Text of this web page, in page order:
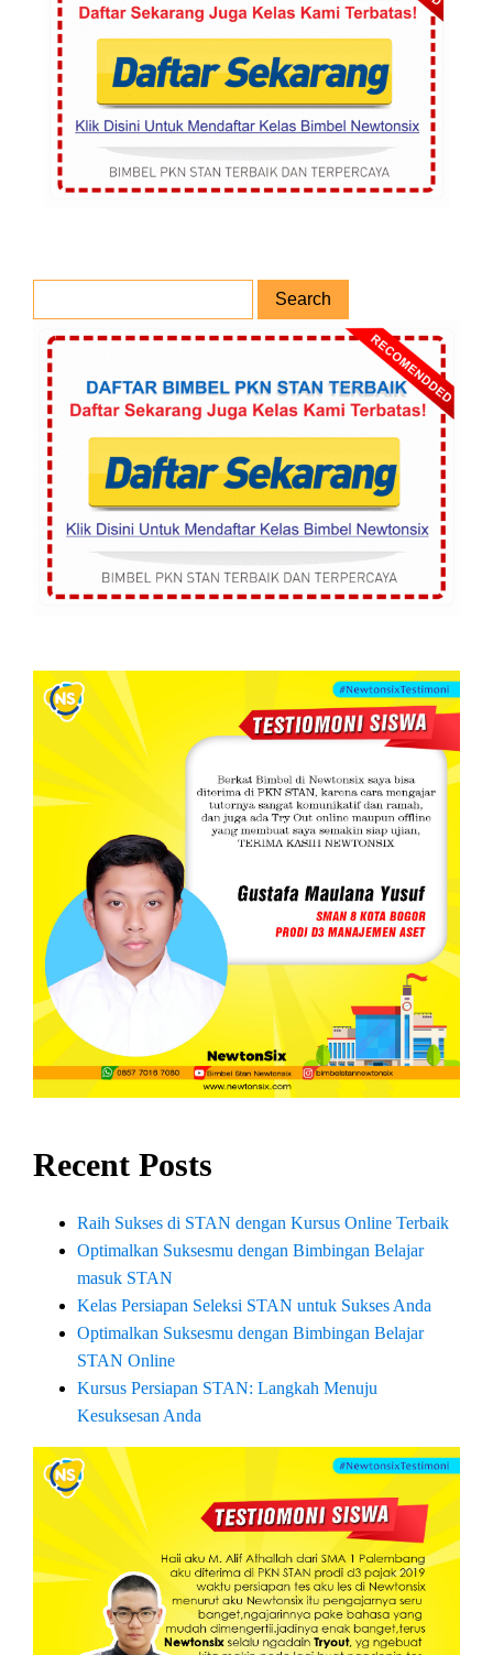
Recent Posts
Raih Sukses di STAN dengan Kursus Online Terbaik
Optimalkan Suksesmu dengan Bimbingan Belajar
masuk STAN
Kelas Persiapan Seleksi STAN untuk Sukses Anda
Optimalkan Suksesmu dengan Bimbingan Belajar
STAN Online
Kursus Persiapan STAN: Langkah Menuju
Kesuksesan Anda